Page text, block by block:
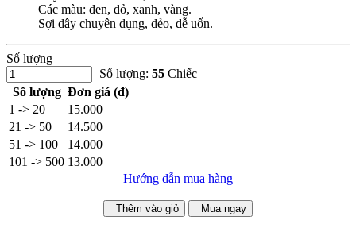
Các màu: đen, đỏ, xanh, vàng.
Sợi dây chuyên dụng, dẻo, dễ uốn.
Số lượng
Số lượng: 55 Chiếc
Số lượng Đơn giá (đ)
1 -> 20
15.000
21 -> 50
14.500
51 -> 100
14.000
101 -> 500 13.000
Hướng dẫn mua hàng
Thêm vào giỏ Mua ngay